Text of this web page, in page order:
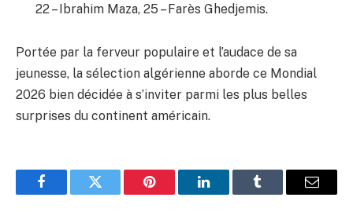
22 – Ibrahim Maza, 25 – Farès Ghedjemis.
Portée par la ferveur populaire et l’audace de sa
jeunesse, la sélection algérienne aborde ce Mondial
2026 bien décidée à s’inviter parmi les plus belles
surprises du continent américain.
FacebookTwitter Pinterest LinkedInTumblr Email